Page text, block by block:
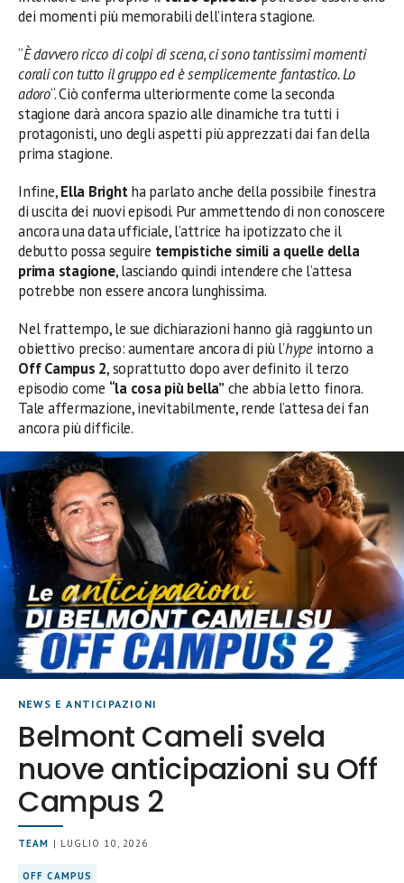
dei momenti più memorabili dell’intera stagione.
“È davvero ricco di colpi di scena, ci sono tantissimi momenti
corali con tutto il gruppo ed è semplicemente fantastico. Lo
adoro“. Ciò conferma ulteriormente come la seconda
stagione darà ancora spazio alle dinamiche tra tutti i
protagonisti, uno degli aspetti più apprezzati dai fan della
prima stagione.
Infine,Ella Brightha parlato anche della possibile finestra
di uscita dei nuovi episodi. Pur ammettendo di non conoscere
ancora una data ufficiale, l’attrice ha ipotizzato che il
debutto possa seguire tempistiche simili a quelle della
prima stagione, lasciando quindi intendere che l’attesa
potrebbe non essere ancora lunghissima.
Nel frattempo, le sue dichiarazioni hanno già raggiunto un
obiettivo preciso: aumentare ancora di più l’hypeintorno a
Off Campus 2, soprattutto dopo aver definito il terzo
episodio come “la cosa più bella”che abbia letto finora.
Tale affermazione, inevitabilmente, rende l’attesa dei fan
ancora più difficile.
NEWS E ANTICIPAZIONI
Belmont Cameli svela
nuove anticipazioni su Off
Campus 2
TEAM | LUGLIO 10, 2026
OFF CAMPUS